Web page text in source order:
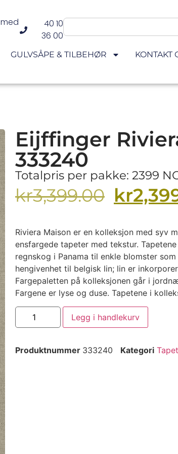
40 10
36 00
GULVSÅPE & TILBEHØR KONTAKT
Eijffinger
333240
Totalpris per pakke: 2399
kr3,399.00 kr
Riviera Maison er en kolleksjon med syv
ensfargede tapeter med tekstur.
regnskog i Panama til enkle blomster
hengivenhet til belgisk lin; lin er
Fargepaletten på kolleksjonen går i
Fargene er lyse og duse. Tapetene i
Legg i handlekurv
Produktnummer 333240 Kategori Tapet